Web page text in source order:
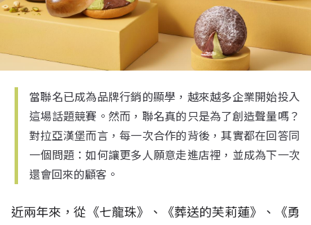
當聯名已成為品牌行銷的顯學，越來越多企業開始投入
這場話題競賽。然而，聯名真的只是為了創造聲量嗎？
對拉亞漢堡而言，每一次合作的背後，其實都在回答同
一個問題：如何讓更多人願意走進店裡，並成為下一次
還會回來的顧客。
近兩年來，從《七龍珠》、《葬送的芙莉蓮》、《勇